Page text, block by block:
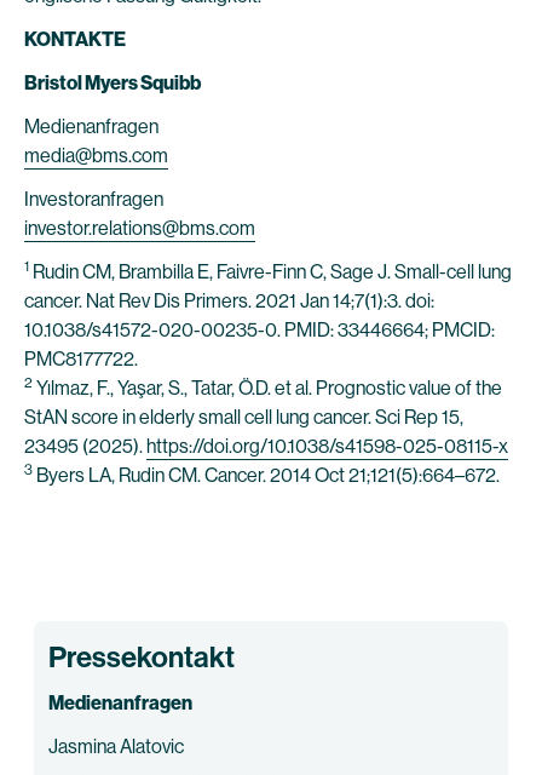
KONTAKTE
Bristol Myers Squibb
Medienanfragen
media@bms.com
Investoranfragen
investor.relations@bms.com
1 Rudin CM, Brambilla E, Faivre-Finn C, Sage J. Small-cell lung
cancer. Nat Rev Dis Primers. 2021 Jan 14;7(1):3. doi:
10.1038/s41572-020-00235-0. PMID: 33446664; PMCID:
PMC8177722.
2 Yılmaz, F., Yaşar, S., Tatar, Ö.D. et al. Prognostic value of the
StAN score in elderly small cell lung cancer. Sci Rep 15,
23495 (2025).https://doi.org/10.1038/s41598-025-08115-x
3 Byers LA, Rudin CM. Cancer. 2014 Oct 21;121(5):664–672.
Pressekontakt
Medienanfragen
Jasmina Alatovic